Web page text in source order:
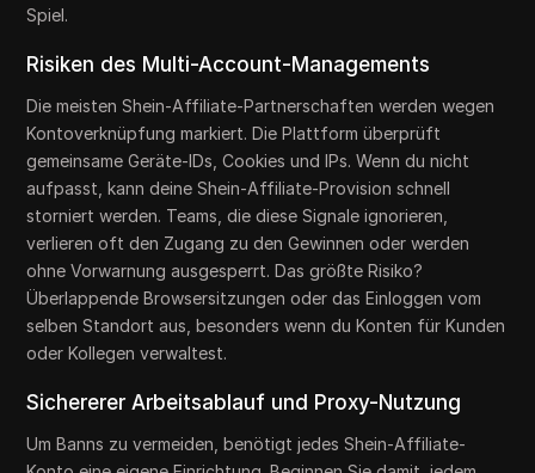
Spiel.
Risiken des Multi-Account-Managements
Die meisten Shein-Affiliate-Partnerschaften werden wegen
Kontoverknüpfung markiert. Die Plattform überprüft
gemeinsame Geräte-IDs, Cookies und IPs. Wenn du nicht
aufpasst, kann deine Shein-Affiliate-Provision schnell
storniert werden. Teams, die diese Signale ignorieren,
verlieren oft den Zugang zu den Gewinnen oder werden
ohne Vorwarnung ausgesperrt. Das größte Risiko?
Überlappende Browsersitzungen oder das Einloggen vom
selben Standort aus, besonders wenn du Konten für Kunden
oder Kollegen verwaltest.
Sichererer Arbeitsablauf und Proxy-Nutzung
Um Banns zu vermeiden, benötigt jedes Shein-Affiliate-